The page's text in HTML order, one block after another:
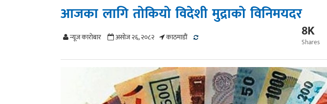
आजका लागि तोकियो विदेशी मुद्राको विनिमयदर
न्यूज काराेबार असोज २६, २०८२ काठमाडाैं 8K
Shares